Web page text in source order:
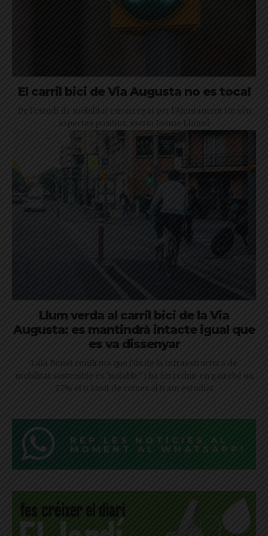
El carril bici de Via Augusta no es toca!
De l'estudi de mobilitat encarregat per l'Ajuntament tot són
aspectes positius, escriu Jaume Llansó
Llum verda al carril bici de la Via
Augusta: es mantindrà intacte igual que
es va dissenyar
Laia Bonet confirma que l'ús de la infraestructura de
mobilitat sostenible és "notable" i ha fet reduir en gairebé un
27% el trànsit de cotxes al tram estudiat
REP LES NOTÍCIES AL
MOMENT AL WHATSAPP!